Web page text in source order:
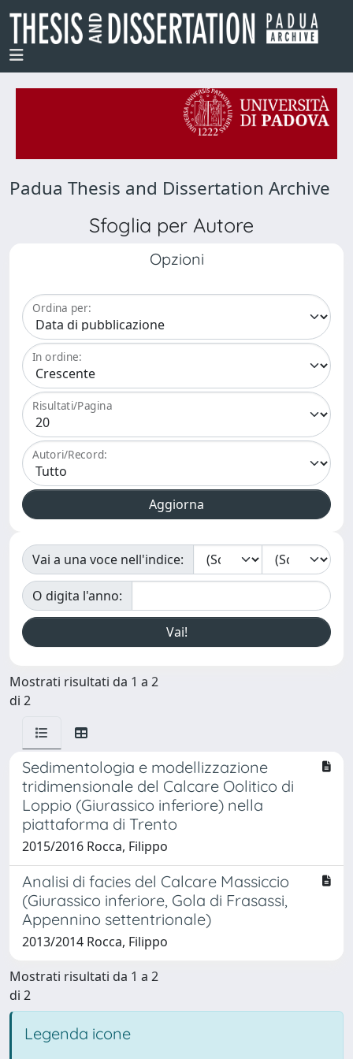
Padua Thesis and Dissertation Archive
Sfoglia per Autore
Opzioni
Ordina per:
In ordine:
Risultati/Pagina
Autori/Record:
Vai a una voce nell'indice:
O digita l'anno:
Mostrati risultati da 1 a 2
di 2
Sedimentologia e modellizzazione
tridimensionale del Calcare Oolitico di
Loppio (Giurassico inferiore) nella
piattaforma di Trento
2015/2016 Rocca, Filippo
Analisi di facies del Calcare Massiccio
(Giurassico inferiore, Gola di Frasassi,
Appennino settentrionale)
2013/2014 Rocca, Filippo
Mostrati risultati da 1 a 2
di 2
Legenda icone